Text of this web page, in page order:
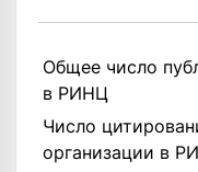
Общее число
в РИНЦ
Число
организации в